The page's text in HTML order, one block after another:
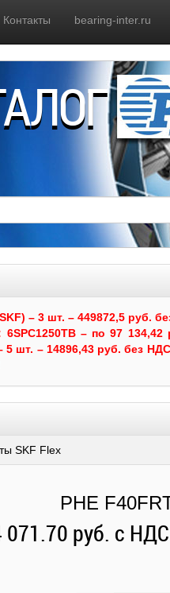
Контакты bearing-inter.ru
– 3 шт. – 449872,5 руб.
– по 97 134,42
шт. – 14896,43 руб. без
SKF Flex
PHE
071.70 руб. с